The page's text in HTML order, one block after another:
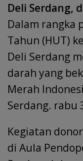
Deli Serdang,
Dalam rangka
Tahun (HUT)
Deli Serdang
darah yang
Merah
Serdang. rabu
Kegiatan
di Aula